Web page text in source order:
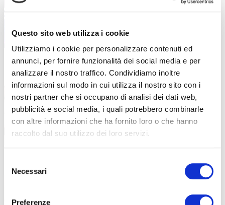
Questo sito web utilizza i cookie
Utilizziamo i cookie per personalizzare contenuti ed
annunci, per fornire funzionalità dei social media e per
analizzare il nostro traffico. Condividiamo inoltre
informazioni sul modo in cui utilizza il nostro sito con i
nostri partner che si occupano di analisi dei dati web,
pubblicità e social media, i quali potrebbero combinarle
con altre informazioni che ha fornito loro o che hanno
raccolto dal suo utilizzo dei loro servizi.
delNecessari
Preferenze
Vivi il Festival di Sanremo in modo unico con
2 Febbraio 2026 Erasmus+ 2026
I tirocini all’estero ABF per lo sviluppo
personale e professionale
29 Gennaio 2026
Formazione sociosanitaria: un nuovo
laboratorio e una proposta in